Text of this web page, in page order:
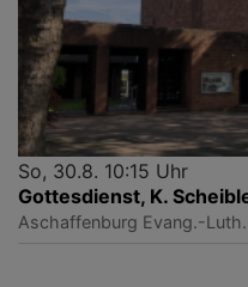
So, 30.8. 10:15 Uhr
Gottesdienst, K.
Aschaffenburg Evang.-